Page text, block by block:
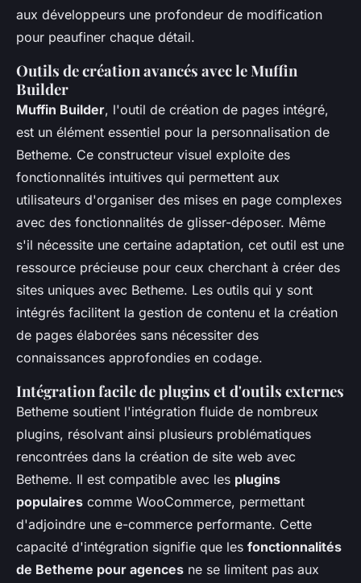
aux développeurs une profondeur de modification
pour peaufiner chaque détail.
Outils de création avancés avec le Muffin
Builder
Muffin Builder, l'outil de création de pages intégré,
est un élément essentiel pour la personnalisation de
Betheme. Ce constructeur visuel exploite des
fonctionnalités intuitives qui permettent aux
utilisateurs d'organiser des mises en page complexes
avec des fonctionnalités de glisser-déposer. Même
s'il nécessite une certaine adaptation, cet outil est une
ressource précieuse pour ceux cherchant à créer des
sites uniques avec Betheme. Les outils qui y sont
intégrés facilitent la gestion de contenu et la création
de pages élaborées sans nécessiter des
connaissances approfondies en codage.
Intégration facile de plugins et d'outils externes
Betheme soutient l'intégration fluide de nombreux
plugins, résolvant ainsi plusieurs problématiques
rencontrées dans la création de site web avec
Betheme. Il est compatible avec les plugins
populaires comme WooCommerce, permettant
d'adjoindre une e-commerce performante. Cette
capacité d'intégration signifie que les fonctionnalités
de Betheme pour agences ne se limitent pas aux